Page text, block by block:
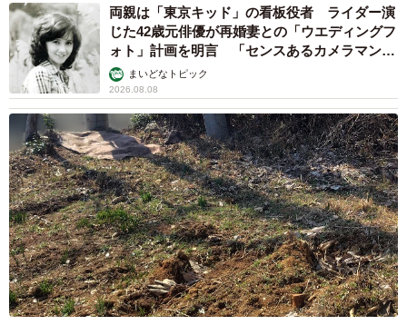
両親は「東京キッド」の看板役者 ライダー演
じた42歳元俳優が再婚妻との「ウエディングフ
ォト」計画を明言 「センスあるカメラマン求
む」まいどなトピック
2026.08.08